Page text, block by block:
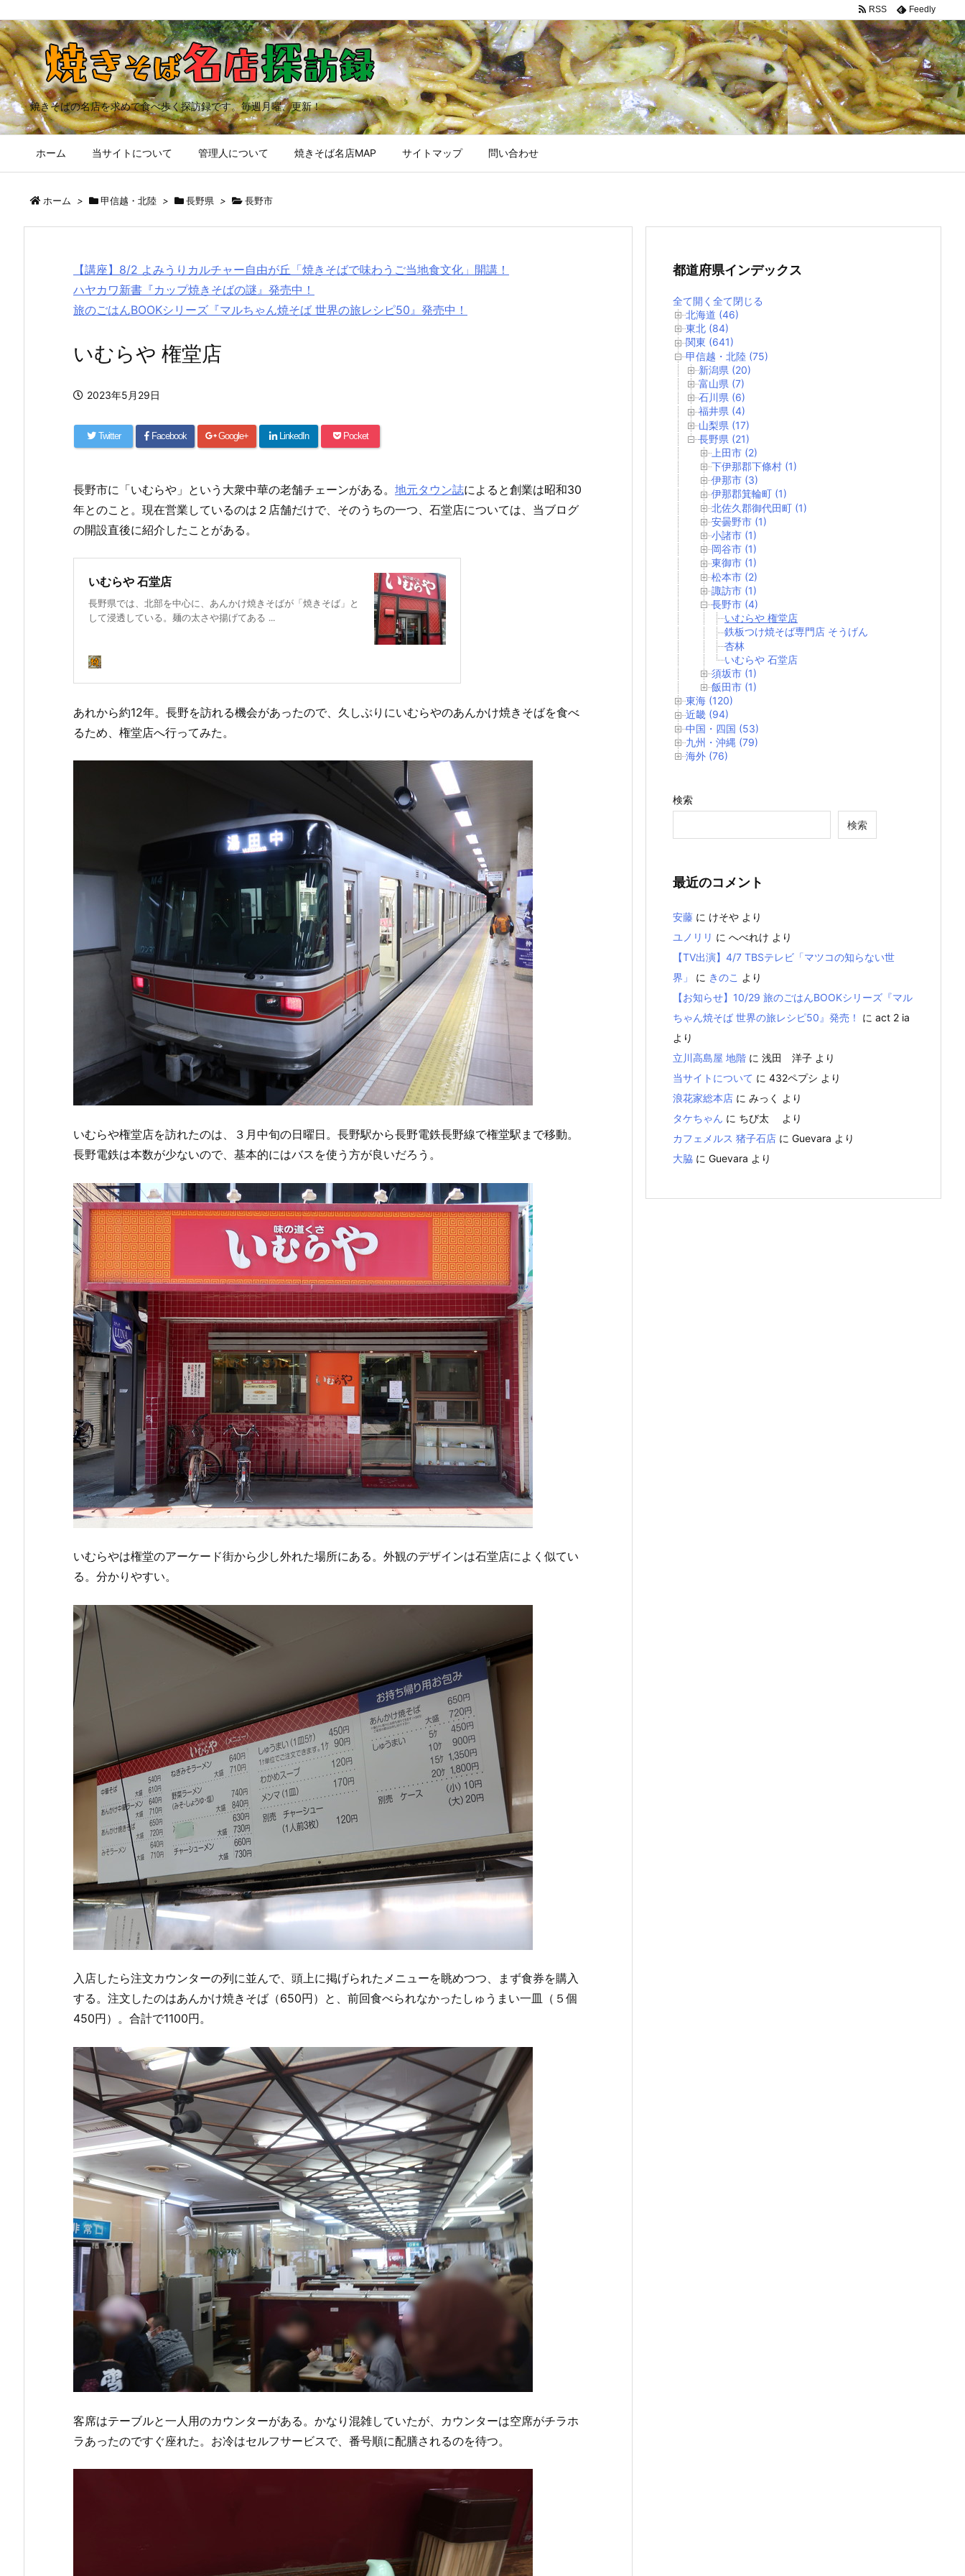
焼きそばの名店を求めて食べ歩く探訪録です。毎週月曜、更新！
ホーム 当サイトについて 管理人について 焼きそば名店MAP サイトマップ 問い合わせ
RSS Feedly
ホーム > 甲信越・北陸 > 長野県 > 長野市
【講座】8/2 よみうりカルチャー自由が丘「焼きそばで味わうご当地食文化」開講！
ハヤカワ新書『カップ焼きそばの謎』発売中！
旅のごはんBOOKシリーズ『マルちゃん焼そば 世界の旅レシピ50』発売中！
いむらや 権堂店
2023年5月29日
Twitter Facebook Google+ LinkedIn Pocket
長野市に「いむらや」という大衆中華の老舗チェーンがある。 地元タウン誌によると創業は昭和30
年とのこと。現在営業しているのは２店舗だけで、そのうちの一つ、石堂店については、当ブログ
の開設直後に紹介したことがある。
いむらや 石堂店
長野県では、北部を中心に、あんかけ焼きそばが「焼きそば」と
して浸透している。麺の太さや揚げてある ...
あれから約12年。長野を訪れる機会があったので、久しぶりにいむらやのあんかけ焼きそばを食べ
るため、権堂店へ行ってみた。
いむらや権堂店を訪れたのは、３月中旬の日曜日。長野駅から長野電鉄長野線で権堂駅まで移動。
長野電鉄は本数が少ないので、基本的にはバスを使う方が良いだろう。
いむらやは権堂のアーケード街から少し外れた場所にある。外観のデザインは石堂店によく似てい
る。分かりやすい。
入店したら注文カウンターの列に並んで、頭上に掲げられたメニューを眺めつつ、まず食券を購入
する。注文したのはあんかけ焼きそば（650円）と、前回食べられなかったしゅうまい一皿（５個
450円）。合計で1100円。
客席はテーブルと一人用のカウンターがある。かなり混雑していたが、カウンターは空席がチラホ
ラあったのですぐ座れた。お冷はセルフサービスで、番号順に配膳されるのを待つ。
都道府県インデックス
全て開く 全て閉じる
北海道 (46)
東北 (84)
関東 (641)
甲信越・北陸 (75)
新潟県 (20)
富山県 (7)
石川県 (6)
福井県 (4)
山梨県 (17)
長野県 (21)
上田市 (2)
下伊那郡下條村 (1)
伊那市 (3)
伊那郡箕輪町 (1)
北佐久郡御代田町 (1)
安曇野市 (1)
小諸市 (1)
岡谷市 (1)
東御市 (1)
松本市 (2)
諏訪市 (1)
長野市 (4)
いむらや 権堂店
鉄板つけ焼そば専門店 そうげん
杏林
いむらや 石堂店
須坂市 (1)
飯田市 (1)
東海 (120)
近畿 (94)
中国・四国 (53)
九州・沖縄 (79)
海外 (76)
検索
検索
最近のコメント
安藤 に けそや より
ユノリリ に へべれけ より
【TV出演】4/7 TBSテレビ「マツコの知らない世
界」
に きのこ より
【お知らせ】10/29 旅のごはんBOOKシリーズ『マル
ちゃん焼そば 世界の旅レシピ50』発売！
に act 2 ia
より
立川高島屋 地階 に 浅田 洋子 より
当サイトについて に 432ペプシ より
浪花家総本店 に みっく
より
タケちゃん に ちび太
より
カフェメルス 猪子石店 に Guevara より
大脇 に Guevara より